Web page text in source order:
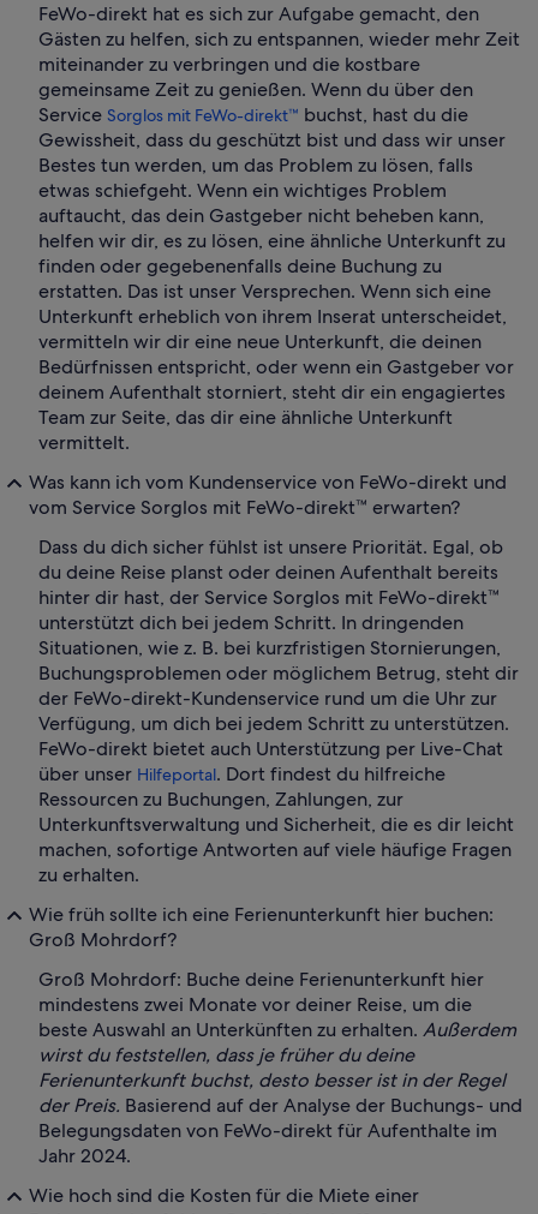
FeWo-direkt hat es sich zur Aufgabe gemacht, den
Gästen zu helfen, sich zu entspannen, wieder mehr Zeit
miteinander zu verbringen und die kostbare
gemeinsame Zeit zu genießen. Wenn du über den
Service Sorglos mit FeWo-direkt™ buchst, hast du die
Gewissheit, dass du geschützt bist und dass wir unser
Bestes tun werden, um das Problem zu lösen, falls
etwas schiefgeht. Wenn ein wichtiges Problem
auftaucht, das dein Gastgeber nicht beheben kann,
helfen wir dir, es zu lösen, eine ähnliche Unterkunft zu
finden oder gegebenenfalls deine Buchung zu
erstatten. Das ist unser Versprechen. Wenn sich eine
Unterkunft erheblich von ihrem Inserat unterscheidet,
vermitteln wir dir eine neue Unterkunft, die deinen
Bedürfnissen entspricht, oder wenn ein Gastgeber vor
deinem Aufenthalt storniert, steht dir ein engagiertes
Team zur Seite, das dir eine ähnliche Unterkunft
vermittelt.
Was kann ich vom Kundenservice von FeWo-direkt und
vom Service Sorglos mit FeWo-direkt™ erwarten?
Dass du dich sicher fühlst ist unsere Priorität. Egal, ob
du deine Reise planst oder deinen Aufenthalt bereits
hinter dir hast, der Service Sorglos mit FeWo-direkt™
unterstützt dich bei jedem Schritt. In dringenden
Situationen, wie z. B. bei kurzfristigen Stornierungen,
Buchungsproblemen oder möglichem Betrug, steht dir
der FeWo-direkt-Kundenservice rund um die Uhr zur
Verfügung, um dich bei jedem Schritt zu unterstützen.
FeWo-direkt bietet auch Unterstützung per Live-Chat
über unser Hilfeportal. Dort findest du hilfreiche
Ressourcen zu Buchungen, Zahlungen, zur
Unterkunftsverwaltung und Sicherheit, die es dir leicht
machen, sofortige Antworten auf viele häufige Fragen
zu erhalten.
Wie früh sollte ich eine Ferienunterkunft hier buchen:
Groß Mohrdorf?
Groß Mohrdorf: Buche deine Ferienunterkunft hier
mindestens zwei Monate vor deiner Reise, um die
beste Auswahl an Unterkünften zu erhalten. Außerdem
wirst du feststellen, dass je früher du deine
Ferienunterkunft buchst, desto besser ist in der Regel
der Preis. Basierend auf der Analyse der Buchungs- und
Belegungsdaten von FeWo-direkt für Aufenthalte im
Jahr 2024.
Wie hoch sind die Kosten für die Miete einer